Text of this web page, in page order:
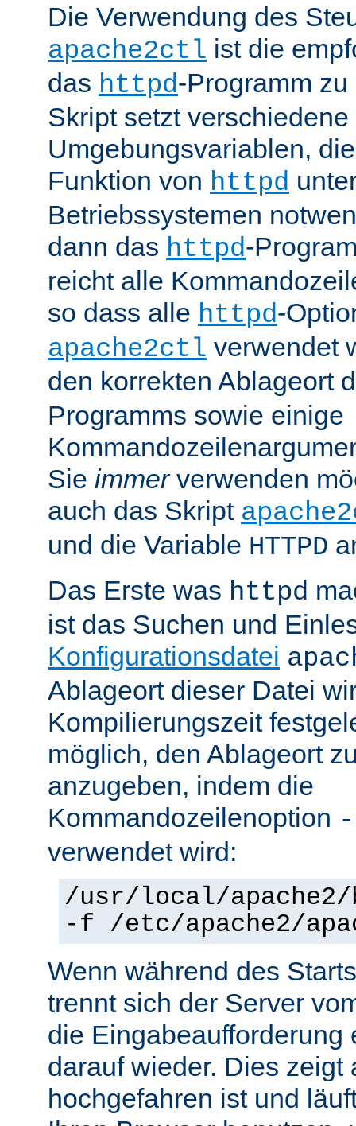
Die Verwendung des
apache2ctl ist die
das httpd-Programm
Skript setzt verschiedene
Umgebungsvariablen,
Funktion von httpd
Betriebssystemen
dann das httpd-
reicht alle
so dass alle httpd-
apache2ctl verwendet
den korrekten Ablageort
Programms sowie einige
Sie immerverwenden
auch das Skript
und die Variable HTTPD
Das Erste was httpd
ist das Suchen und
Konfigurationsdatei
Ablageort dieser Datei
Kompilierungszeit
möglich, den Ablageort
anzugeben, indem die
Kommandozeilenoption
verwendet wird:
/usr/local/
-f /etc/apache2/
Wenn während des
trennt sich der Server
die Eingabeaufforderung
darauf wieder. Dies zeigt
hochgefahren ist und